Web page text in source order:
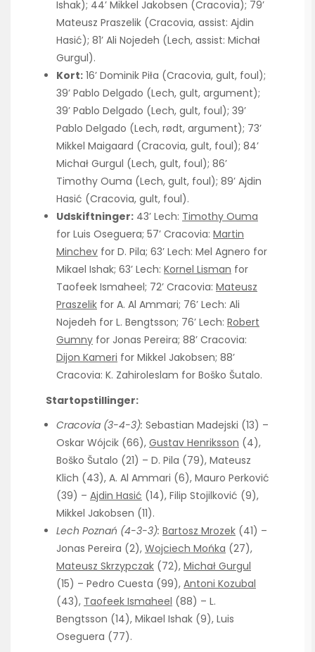
Ishak); 44’ Mikkel Jakobsen (Cracovia); 79’
Mateusz Praszelik (Cracovia, assist: Ajdin
Hasić); 81’ Ali Nojedeh (Lech, assist: Michał
Gurgul).
Kort: 16’ Dominik Piła (Cracovia, gult, foul);
39’ Pablo Delgado (Lech, gult, argument);
39’ Pablo Delgado (Lech, gult, foul); 39’
Pablo Delgado (Lech, rødt, argument); 73’
Mikkel Maigaard (Cracovia, gult, foul); 84’
Michał Gurgul (Lech, gult, foul); 86’
Timothy Ouma (Lech, gult, foul); 89’ Ajdin
Hasić (Cracovia, gult, foul).
Udskiftninger: 43’ Lech: Timothy Ouma
for Luis Oseguera; 57’ Cracovia: Martin
Minchev for D. Pila; 63’ Lech: Mel Agnero for
Mikael Ishak; 63’ Lech: Kornel Lisman for
Taofeek Ismaheel; 72’ Cracovia: Mateusz
Praszelik for A. Al Ammari; 76’ Lech: Ali
Nojedeh for L. Bengtsson; 76’ Lech: Robert
Gumny for Jonas Pereira; 88’ Cracovia:
Dijon Kameri for Mikkel Jakobsen; 88’
Cracovia: K. Zahiroleslam for Boško Šutalo.
Startopstillinger:
Cracovia (3-4-3): Sebastian Madejski (13) –
Oskar Wójcik (66), Gustav Henriksson (4),
Boško Šutalo (21) – D. Pila (79), Mateusz
Klich (43), A. Al Ammari (6), Mauro Perković
(39) – Ajdin Hasić (14), Filip Stojilković (9),
Mikkel Jakobsen (11).
Lech Poznań (4-3-3): Bartosz Mrozek (41) –
Jonas Pereira (2), Wojciech Mońka (27),
Mateusz Skrzypczak (72), Michał Gurgul
(15) – Pedro Cuesta (99), Antoni Kozubal
(43), Taofeek Ismaheel (88) – L.
Bengtsson (14), Mikael Ishak (9), Luis
Oseguera (77).